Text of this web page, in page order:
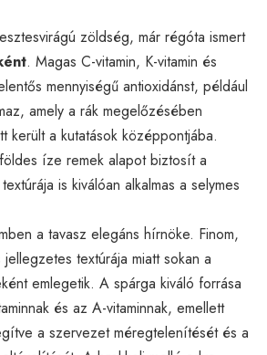
zöldség, már régóta ismert
. Magas C-vitamin, K-vitamin és
mennyiségű antioxidánst, például
amely a rák megelőzésében
került a kutatások középpontjába.
íze remek alapot biztosít a
is kiválóan alkalmas a selymes
a tavasz elegáns hírnöke. Finom,
textúrája miatt sokan a
emlegetik. A spárga kiváló forrása
és az A-vitaminnak, emellett
a szervezet méregtelenítését és a